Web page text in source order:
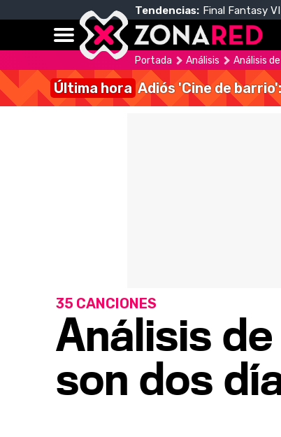
Tendencias: Final Fantasy
Portada Análisis Análisis
Última hora Adiós 'Cine de
Análisis
son dos
35 CANCIONES